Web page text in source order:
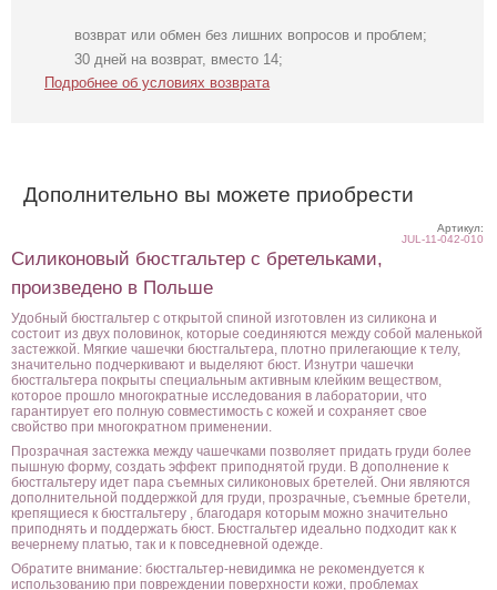
возврат или обмен без лишних вопросов и проблем;
30 дней на возврат, вместо 14;
Подробнее об условиях возврата
Дополнительно вы можете приобрести
Артикул:
JUL-11-042-010
Силиконовый бюстгальтер с бретельками,
произведено в Польше
Удобный бюстгальтер с открытой спиной изготовлен из силикона и
состоит из двух половинок, которые соединяются между собой маленькой
застежкой. Мягкие чашечки бюстгальтера, плотно прилегающие к телу,
значительно подчеркивают и выделяют бюст. Изнутри чашечки
бюстгальтера покрыты специальным активным клейким веществом,
которое прошло многократные исследования в лаборатории, что
гарантирует его полную совместимость с кожей и сохраняет свое
свойство при многократном применении.
Прозрачная застежка между чашечками позволяет придать груди более
пышную форму, создать эффект приподнятой груди. В дополнение к
бюстгальтеру идет пара съемных силиконовых бретелей. Они являются
дополнительной поддержкой для груди, прозрачные, съемные бретели,
крепящиеся к бюстгальтеру , благодаря которым можно значительно
приподнять и поддержать бюст. Бюстгальтер идеально подходит как к
вечернему платью, так и к повседневной одежде.
Обратите внимание: бюстгальтер-невидимка не рекомендуется к
использованию при повреждении поверхности кожи, проблемах